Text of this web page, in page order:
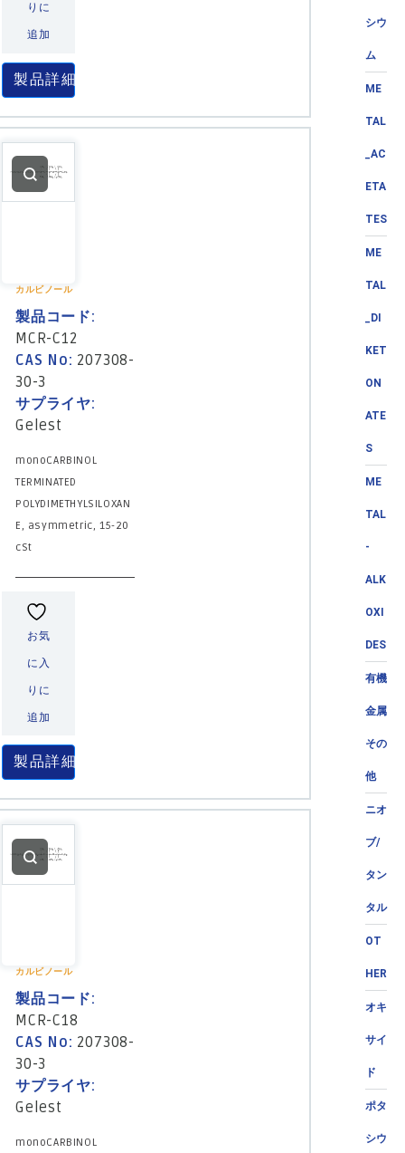
シウ
ム
ME
TAL
_AC
ETA
TES
ME
TAL
_DI
KET
ON
ATE
S
ME
TAL
-
ALK
OXI
DES
有機
金属
その
他
ニオ
ブ/
タン
タル
OT
HER
オキ
サイ
ド
ポタ
シウ
りに
追加
製品詳細
カルビノール
製品コード:
MCR-C12
CAS No: 207308-
30-3
サプライヤ:
Gelest
monoCARBINOL
TERMINATED
POLYDIMETHYLSILOXAN
E, asymmetric, 15-20
cSt
お気
に入
りに
追加
製品詳細
カルビノール
製品コード:
MCR-C18
CAS No: 207308-
30-3
サプライヤ:
Gelest
monoCARBINOL